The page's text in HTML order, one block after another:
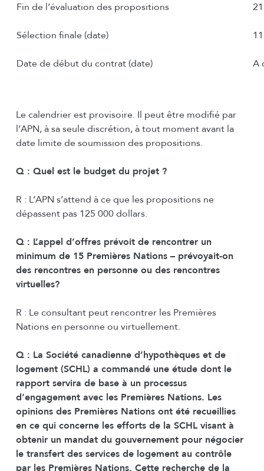
Fin de l’évaluation des propositions
Sélection finale (date)
Date de début du contrat (date) A
Le calendrier est provisoire. Il peut être modifié par
l’APN, à sa seule discrétion, à tout moment avant la
date limite de soumission des propositions.
Q : Quel est le budget du projet ?
R : L’APN s’attend à ce que les propositions ne
dépassent pas 125 000 dollars.
Q : L’appel d’offres prévoit de rencontrer un
minimum de 15 Premières Nations – prévoyait-on
des rencontres en personne ou des rencontres
virtuelles?
R : Le consultant peut rencontrer les Premières
Nations en personne ou virtuellement.
Q : La Société canadienne d’hypothèques et de
logement (SCHL) a commandé une étude dont le
rapport servira de base à un processus
d’engagement avec les Premières Nations. Les
opinions des Premières Nations ont été recueillies
en ce qui concerne les efforts de la SCHL visant à
obtenir un mandat du gouvernement pour négocier
le transfert des services de logement au contrôle
par les Premières Nations. Cette recherche de la